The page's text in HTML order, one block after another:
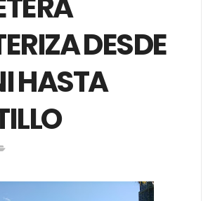
DESDE
HASTA